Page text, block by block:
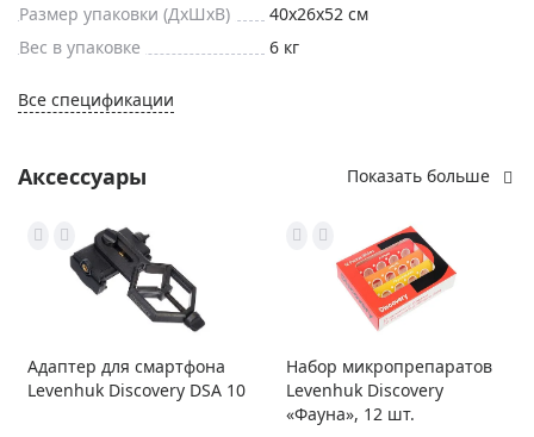
Размер упаковки (ДxШxВ)
40x26x52 см
Вес в упаковке
6 кг
Все спецификации
Аксессуары Показать больше
Адаптер для смартфона
Levenhuk Discovery DSA 10
Набор микропрепаратов
Levenhuk Discovery
«Фауна», 12 шт.